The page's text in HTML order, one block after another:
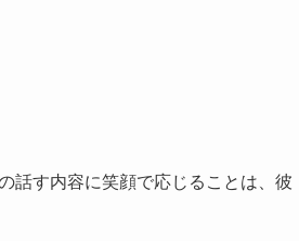
話す内容に笑顔で応じることは、彼